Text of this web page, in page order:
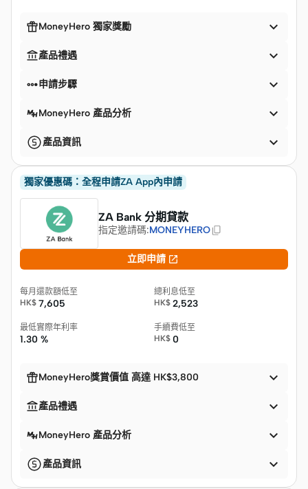
MoneyHero 獨家獎勵 
產品禮遇 
申請步驟 
MoneyHero 產品分析 
產品資訊 
獨家優惠碼：全程申請ZA App內申請
ZA Bank 分期貸款
指定邀請碼:MONEYHERO
立即申請 
每月還款額低至
HK$ 7,605
總利息低至
HK$ 2,523
最低實際年利率
1.30 %
手續費低至
HK$ 0
MoneyHero獎賞價值 高達 HK$3,800 
產品禮遇 
MoneyHero 產品分析 
產品資訊 